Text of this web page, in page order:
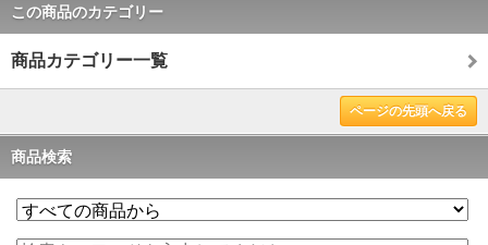
この商品のカテゴリー
商品カテゴリー一覧
ページの先頭へ戻る
商品検索